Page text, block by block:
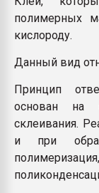
полимерных
кислороду.
Данный вид
Принцип
основан на
склеивания.
и при